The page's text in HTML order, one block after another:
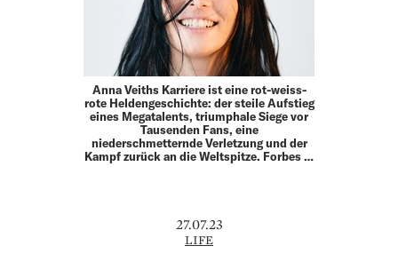
Anna Veiths Karriere ist eine rot-weiss-
rote Heldengeschichte: der steile Aufstieg
eines Megatalents, triumphale Siege vor
Tausenden Fans, eine
niederschmetternde Verletzung und der
Kampf zurück an die Weltspitze. Forbes …
27.07.23
LIFE